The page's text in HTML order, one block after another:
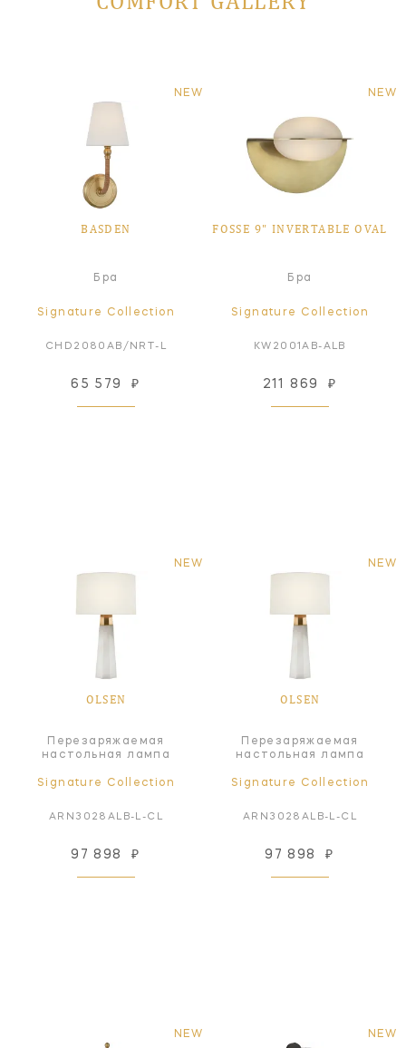
NEW
BASDEN
Бра
Signature Collection
CHD2080AB/NRT-L
65 579 ₽
NEW
FOSSE 9" INVERTABLE OVAL
Бра
Signature Collection
KW2001AB-ALB
211 869 ₽
NEW
OLSEN
Перезаряжаемая
настольная лампа
Signature Collection
ARN3028ALB-L-CL
97 898 ₽
NEW
OLSEN
Перезаряжаемая
настольная лампа
Signature Collection
ARN3028ALB-L-CL
97 898 ₽
NEW NEW